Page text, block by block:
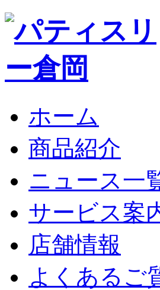
ホーム
商品紹介
ニュース一
サービス案
店舗情報
よくあるご